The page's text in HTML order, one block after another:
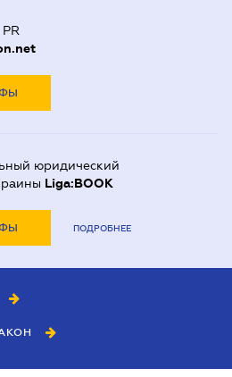
юридический
Liga:BOOK
ПОДРОБНЕЕ